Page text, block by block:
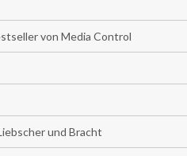
von Media Control
und Bracht